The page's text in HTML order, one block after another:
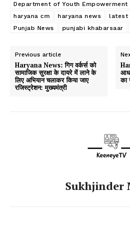
Department of Youth
haryana cm
haryana news
latest
Punjab News
punjabi khabarsaar
Previous article
Haryana News: गिग वर्कर्स को
सामाजिक सुरक्षा के दायरे में लाने के
लिए अभियान चलाकर किया जाए
रजिस्ट्रेशन: मुख्यमंत्री
का
Sukhjinder